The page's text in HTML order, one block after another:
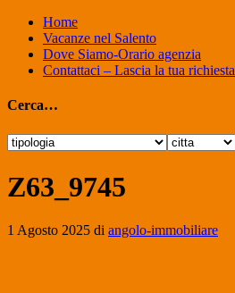
Home
Vacanze nel Salento
Dove Siamo-Orario agenzia
Contattaci – Lascia la tua richiesta
Cerca…
Z63_9745
1 Agosto 2025 di angolo-immobiliare